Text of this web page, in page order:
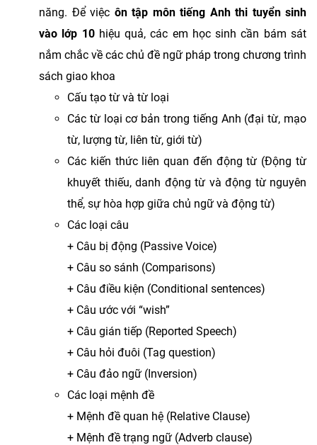
năng. Để việc ôn tập môn tiếng Anh thi tuyển sinh
vào lớp 10hiệu quả, các em học sinh cần bám sát
nắm chắc về các chủ đề ngữ pháp trong chương trình
sách giao khoa
Cấu tạo từ và từ loại
Các từ loại cơ bản trong tiếng Anh (đại từ, mạo
từ, lượng từ, liên từ, giới từ)
Các kiến thức liên quan đến động từ (Động từ
khuyết thiếu, danh động từ và động từ nguyên
thể, sự hòa hợp giữa chủ ngữ và động từ)
Các loại câu
+ Câu bị động (Passive Voice)
+ Câu so sánh (Comparisons)
+ Câu điều kiện (Conditional sentences)
+ Câu ước với “wish”
+ Câu gián tiếp (Reported Speech)
+ Câu hỏi đuôi (Tag question)
+ Câu đảo ngữ (Inversion)
Các loại mệnh đề
+ Mệnh đề quan hệ (Relative Clause)
+ Mệnh đề trạng ngữ (Adverb clause)